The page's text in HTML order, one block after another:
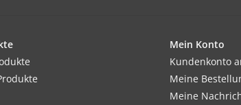
Blätter nach 4–5 Wochen.
Mein Konto
Kundenkonto
Meine
Meine